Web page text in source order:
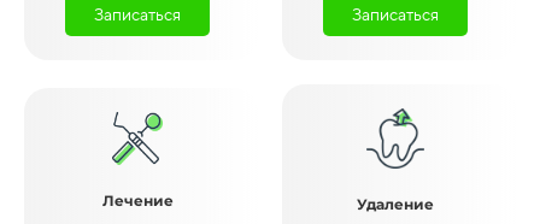
Записаться Записаться
Лечение
Удаление